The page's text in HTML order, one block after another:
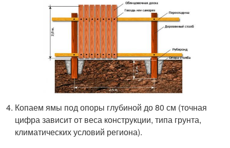
Копаем ямы под опоры глубиной до 80 см (точная
цифра зависит от веса конструкции, типа грунта,
климатических условий региона).